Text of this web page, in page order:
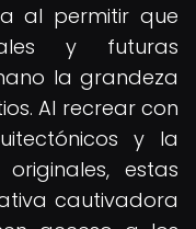
al permitir que
y futuras
la grandeza
Al recrear con
y la
estas
cautivadora